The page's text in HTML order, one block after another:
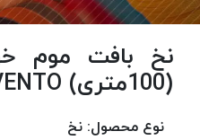
(100متری) VENTO
نوع محصول: نخ